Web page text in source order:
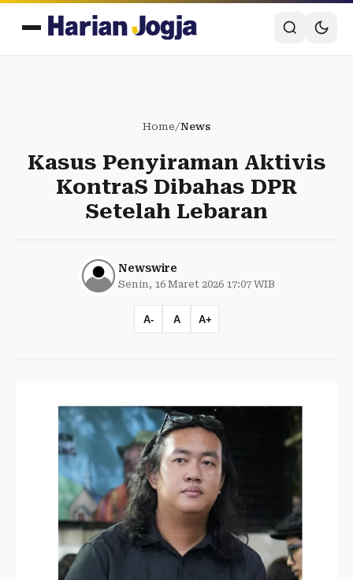
Home/News
Kasus Penyiraman Aktivis
KontraS Dibahas DPR
Setelah Lebaran
Newswire
Senin, 16 Maret 2026 17:07 WIB
A- A A+